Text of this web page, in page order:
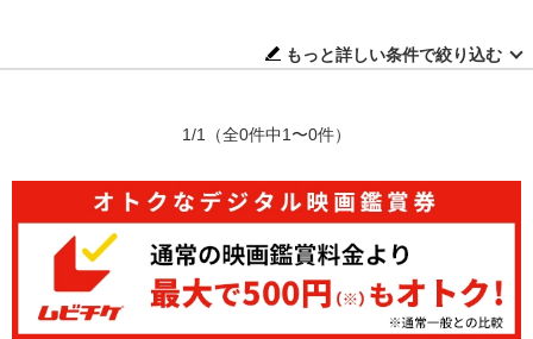
もっと詳しい条件で絞り込む
1/1 （全0件中1〜0件）